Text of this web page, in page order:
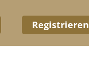
Registrieren